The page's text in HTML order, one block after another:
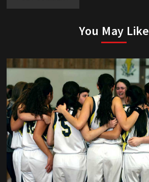
You May Like